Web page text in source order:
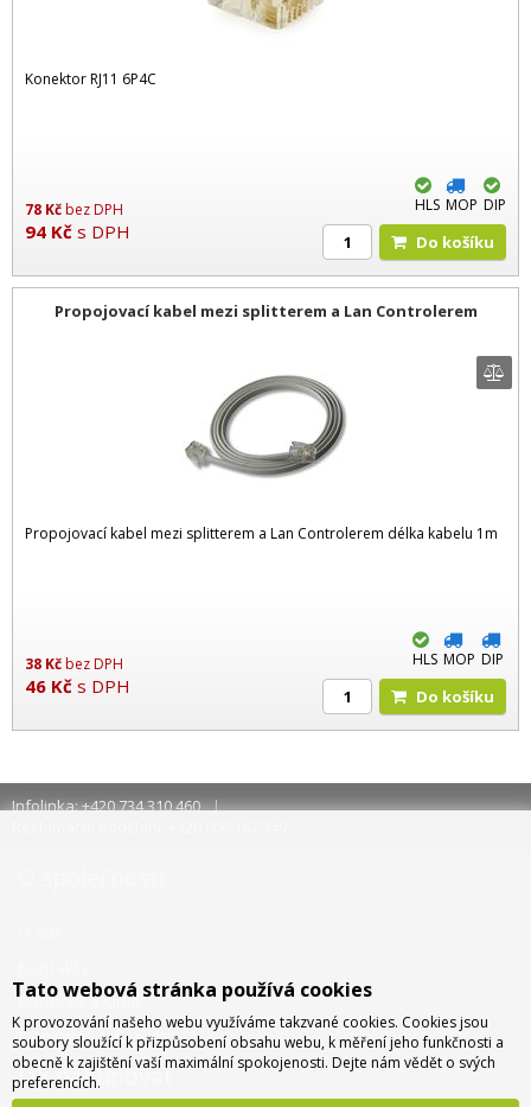
Konektor RJ11 6P4C
78 Kčbez DPH
94 Kč s DPH
HLS MOP DIP
Do košíku
Propojovací kabel mezi splitterem a Lan Controlerem
Propojovací kabel mezi splitterem a Lan Controlerem délka kabelu 1m
38 Kčbez DPH
46 Kč s DPH
HLS MOP DIP
Do košíku
Infolinka: +420 734 310 460
Pobočky a sídlo
Doprava - info a ceny
Jak nakupovat
Tato webová stránka používá cookies
K provozování našeho webu využíváme takzvané cookies. Cookies jsou
soubory sloužící k přizpůsobení obsahu webu, k měření jeho funkčnosti a
obecně k zajištění vaší maximální spokojenosti. Dejte nám vědět o svých
preferencích.